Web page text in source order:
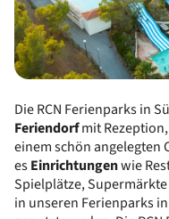
Die RCN Ferienparks in
Feriendorfmit
einem schön angelegten
esEinrichtungenwie
Spielplätze,
in unseren Ferienparks